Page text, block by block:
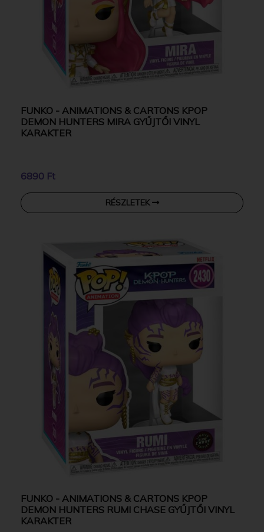
FUNKO - ANIMATIONS & CARTONS KPOP
DEMON HUNTERS MIRA GYŰJTŐI VINYL
KARAKTER
6890 Ft
RÉSZLETEK
FUNKO - ANIMATIONS & CARTONS KPOP
DEMON HUNTERS RUMI CHASE GYŰJTŐI VINYL
KARAKTER